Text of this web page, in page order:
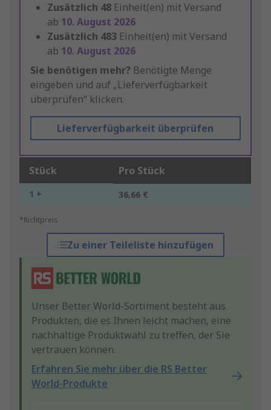
Zusätzlich 48 Einheit(en) mit Versand
ab 10. August 2026
Zusätzlich 483 Einheit(en) mit Versand
ab 10. August 2026
Sie benötigen mehr? Benötigte Menge
eingeben und auf „Lieferverfügbarkeit
überprüfen“ klicken.
Lieferverfügbarkeit überprüfen
Stück Pro Stück
1 + 36,66 €
*Richtpreis
Zu einer Teileliste hinzufügen
Unser Better World-Sortiment besteht aus
Produkten, die es Ihnen leicht machen, eine
nachhaltige Produktwahl zu treffen, der Sie
vertrauen können.
Erfahren Sie mehr über die RS Better
World-Produkte